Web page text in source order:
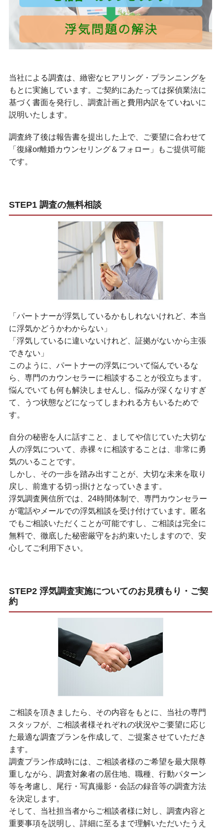
当社による調査は、緻密なヒアリング・プランニングを
もとに実施しています。ご契約にあたっては探偵業法に
基づく書面を発行し、調査計画と費用内訳をていねいに
説明いたします。
調査終了後は報告書を提出した上で、ご要望に合わせて
「復縁or離婚カウンセリング＆フォロー」もご提供可能
です。
STEP1 調査の無料相談
「パートナーが浮気しているかもしれないけれど、本当
に浮気かどうかわからない」
「浮気しているに違いないけれど、証拠がないから主張
できない」
このように、パートナーの浮気について悩んでいるな
ら、専門のカウンセラーに相談することが役立ちます。
悩んでいても何も解決しませんし、悩みが深くなりすぎ
て、うつ状態などになってしまわれる方もいるためで
す。
自分の秘密を人に話すこと、ましてや信じていた大切な
人の浮気について、赤裸々に相談することは、非常に勇
気のいることです。
しかし、その一歩を踏み出すことが、大切な未来を取り
戻し、前進する切っ掛けとなっていきます。
浮気調査興信所では、24時間体制で、専門カウンセラー
が電話やメールでの浮気相談を受け付けています。匿名
でもご相談いただくことが可能ですし、ご相談は完全に
無料で、徹底した秘密厳守をお約束いたしますので、安
心してご利用下さい。
STEP2 浮気調査実施についてのお見積もり・ご契
約
ご相談を頂きましたら、その内容をもとに、当社の専門
スタッフが、ご相談者様それぞれの状況やご要望に応じ
た最適な調査プランを作成して、ご提案させていただき
ます。
調査プラン作成時には、ご相談者様のご希望を最大限尊
重しながら、調査対象者の居住地、職種、行動パターン
等を考慮し、尾行・写真撮影・会話の録音等の調査方法
を決定します。
そして、当社担当者からご相談者様に対し、調査内容と
重要事項を説明し、詳細に至るまで理解いただいたうえ